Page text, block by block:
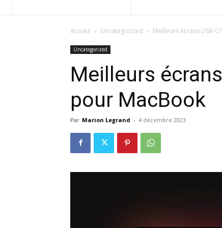
Accueil Uncategorized Meilleurs écrans USB-
Uncategorized
Meilleurs
pour MacBook
Par Marion Legrand - 4 décembre 2023